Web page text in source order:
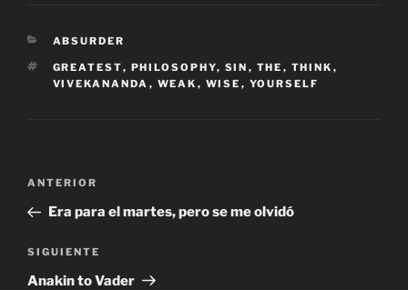
CATEGORÍAS
ABSURDER
ETIQUETAS
GREATEST, PHILOSOPHY, SIN , THE , THINK ,
VIVEKANANDA , WEAK , WISE , YOURSELF
Navegación
entradas
Entrada
anterior:
ANTERIOR
Era para el martes, pero se me olvidó
Siguiente
entrada
SIGUIENTE
Anakin to Vader